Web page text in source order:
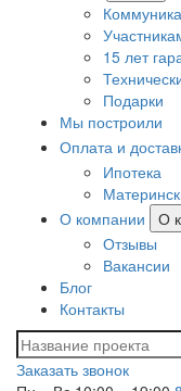
15 лет
Подарки
Мы построили
Оплата и
Ипотека
О компании
О
Отзывы
Вакансии
Блог
Контакты
Заказать звонок